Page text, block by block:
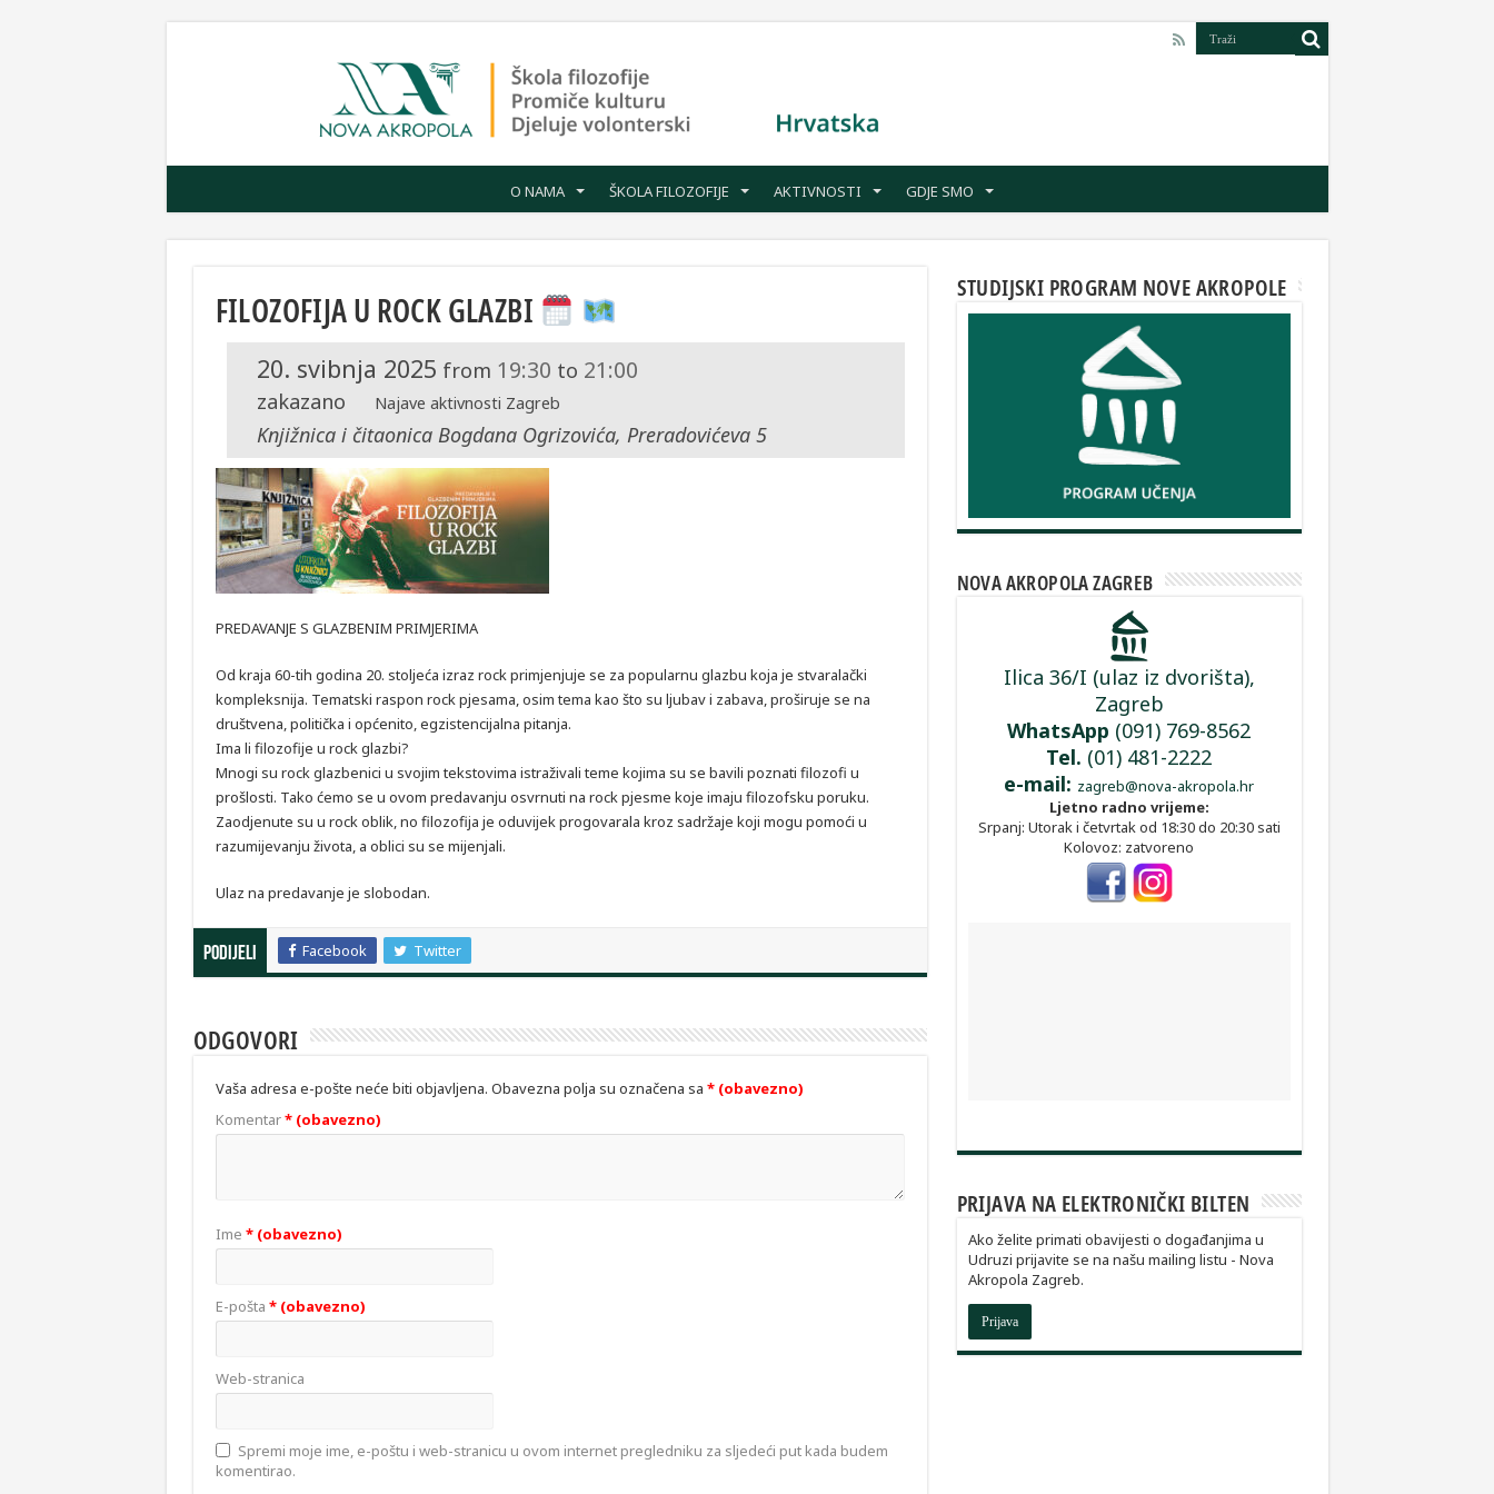
O NAMA ŠKOLA FILOZOFIJE AKTIVNOSTI GDJE SMO
FILOZOFIJA U ROCK GLAZBI
20. svibnja 2025 from 19:30 to 21:00
zakazano Najave aktivnosti Zagreb
Knjižnica i čitaonica Bogdana Ogrizovića, Preradovićeva 5
PREDAVANJE S GLAZBENIM PRIMJERIMA
Od kraja 60-tih godina 20. stoljeća izraz rock primjenjuje se za popularnu glazbu koja je stvaralački
kompleksnija. Tematski raspon rock pjesama, osim tema kao što su ljubav i zabava, proširuje se na
društvena, politička i općenito, egzistencijalna pitanja.
Ima li filozofije u rock glazbi?
Mnogi su rock glazbenici u svojim tekstovima istraživali teme kojima su se bavili poznati filozofi u
prošlosti. Tako ćemo se u ovom predavanju osvrnuti na rock pjesme koje imaju filozofsku poruku.
Zaodjenute su u rock oblik, no filozofija je oduvijek progovarala kroz sadržaje koji mogu pomoći u
razumijevanju života, a oblici su se mijenjali.
Ulaz na predavanje je slobodan.
Podijeli Facebook Twitter
ODGOVORI
Vaša adresa e-pošte neće biti objavljena. Obavezna polja su označena sa * (obavezno)
Komentar* (obavezno)
Ime * (obavezno)
E-pošta * (obavezno)
Web-stranica
Spremi moje ime, e-poštu i web-stranicu u ovom internet pregledniku za sljedeći put kada budem
komentirao.
STUDIJSKI PROGRAM NOVE AKROPOLE
NOVA AKROPOLA ZAGREB
Ilica 36/I (ulaz iz dvorišta),
Zagreb
WhatsApp (091) 769-8562
Tel. (01) 481-2222
e-mail: zagreb@nova-akropola.hr
Ljetno radno vrijeme:
Srpanj: Utorak i četvrtak od 18:30 do 20:30 sati
Kolovoz: zatvoreno
PRIJAVA NA ELEKTRONIČKI BILTEN
Ako želite primati obavijesti o događanjima u
Udruzi prijavite se na našu mailing listu - Nova
Akropola Zagreb.
Prijava